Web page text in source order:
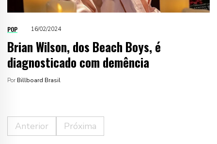
POP 16/02/2024
Brian Wilson, dos Beach Boys, é
diagnosticado com demência
Por Billboard Brasil
Anterior Próxima